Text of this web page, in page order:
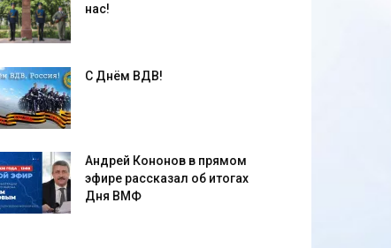
нас!
С Днём ВДВ!
Андрей Кононов в прямом
эфире рассказал об итогах
Дня ВМФ